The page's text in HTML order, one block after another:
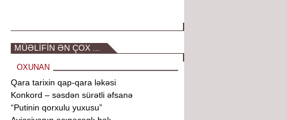
MÜƏLİFİN ƏN ÇOX ...
OXUNAN
Qara tarixin qap-qara ləkəsi
Konkord – səsdən sürətli əfsanə
“Putinin qorxulu yuxusu”